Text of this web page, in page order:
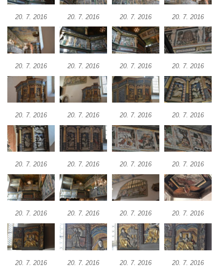
Kostel svatého Klementa ve Chlumčanech
Kaple svatého Václava ve Vlčí
Kaple svatého Floriána ve Veltěži
Kaple západně od Veltěž u silnice do
Černčic
Kaple Panny Marie Růžencové na návsi v
Konětopech
Výklenková kaple u silnice jižně od Hřivic
Touchovicích
Kaple u polní cesty východně od zámku v
Jimlíně
Kaple svatého Rocha na zvířecím hřbitově v
Jimlíně
20. 7. 2016 20. 7. 2016 20. 7. 2016 20. 7. 2016
20. 7. 2016 20. 7. 2016 20. 7. 2016 20. 7. 2016
20. 7. 2016 20. 7. 2016 20. 7. 2016 20. 7. 2016
20. 7. 2016 20. 7. 2016 20. 7. 2016 20. 7. 2016
20. 7. 2016 20. 7. 2016 20. 7. 2016 20. 7. 2016
20. 7. 2016 20. 7. 2016 20. 7. 2016 20. 7. 2016